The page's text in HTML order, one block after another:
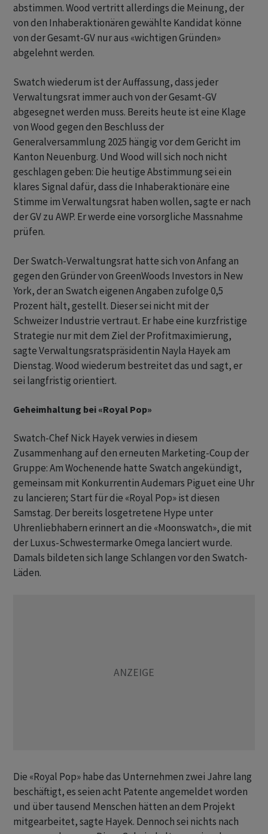
abstimmen. Wood vertritt allerdings die Meinung, der
von den Inhaberaktionären gewählte Kandidat könne
von der Gesamt-GV nur aus «wichtigen Gründen»
abgelehnt werden.
Swatch wiederum ist der Auffassung, dass jeder
Verwaltungsrat immer auch von der Gesamt-GV
abgesegnet werden muss. Bereits heute ist eine Klage
von Wood gegen den Beschluss der
Generalversammlung 2025 hängig vor dem Gericht im
Kanton Neuenburg. Und Wood will sich noch nicht
geschlagen geben: Die heutige Abstimmung sei ein
klares Signal dafür, dass die Inhaberaktionäre eine
Stimme im Verwaltungsrat haben wollen, sagte er nach
der GV zu AWP. Er werde eine vorsorgliche Massnahme
prüfen.
Der Swatch-Verwaltungsrat hatte sich von Anfang an
gegen den Gründer von GreenWoods Investors in New
York, der an Swatch eigenen Angaben zufolge 0,5
Prozent hält, gestellt. Dieser sei nicht mit der
Schweizer Industrie vertraut. Er habe eine kurzfristige
Strategie nur mit dem Ziel der Profitmaximierung,
sagte Verwaltungsratspräsidentin Nayla Hayek am
Dienstag. Wood wiederum bestreitet das und sagt, er
sei langfristig orientiert.
Geheimhaltung bei «Royal Pop»
Swatch-Chef Nick Hayek verwies in diesem
Zusammenhang auf den erneuten Marketing-Coup der
Gruppe: Am Wochenende hatte Swatch angekündigt,
gemeinsam mit Konkurrentin Audemars Piguet eine Uhr
zu lancieren; Start für die «Royal Pop» ist diesen
Samstag. Der bereits losgetretene Hype unter
Uhrenliebhabern erinnert an die «Moonswatch», die mit
der Luxus-Schwestermarke Omega lanciert wurde.
Damals bildeten sich lange Schlangen vor den Swatch-
Läden.
Die «Royal Pop» habe das Unternehmen zwei Jahre lang
beschäftigt, es seien acht Patente angemeldet worden
und über tausend Menschen hätten an dem Projekt
mitgearbeitet, sagte Hayek. Dennoch sei nichts nach